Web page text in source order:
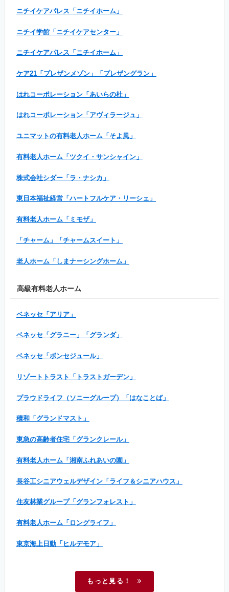
ニチイケアパレス「ニチイホーム」
ニチイ学館「ニチイケアセンター」
ニチイケアパレス「ニチイホーム」
ケア21「プレザンメゾン」「プレザングラン」
はれコーポレーション「あいらの杜」
はれコーポレーション「アヴィラージュ」
ユニマットの有料老人ホーム「そよ風」
有料老人ホーム「ツクイ・サンシャイン」
株式会社シダー「ラ・ナシカ」
東日本福祉経営「ハートフルケア・リーシェ」
有料老人ホーム「ミモザ」
「チャーム」「チャームスイート」
老人ホーム「しまナーシングホーム」
高級有料老人ホーム
ベネッセ「アリア」
ベネッセ「グラニー」「グランダ」
ベネッセ「ボンセジュール」
リゾートトラスト「トラストガーデン」
プラウドライフ（ソニーグループ）「はなことば」
積和「グランドマスト」
東急の高齢者住宅「グランクレール」
有料老人ホーム「湘南ふれあいの園」
長谷工シニアウェルデザイン「ライフ＆シニアハウス」
住友林業グループ「グランフォレスト」
有料老人ホーム「ロングライフ」
東京海上日動「ヒルデモア」
もっと見る！